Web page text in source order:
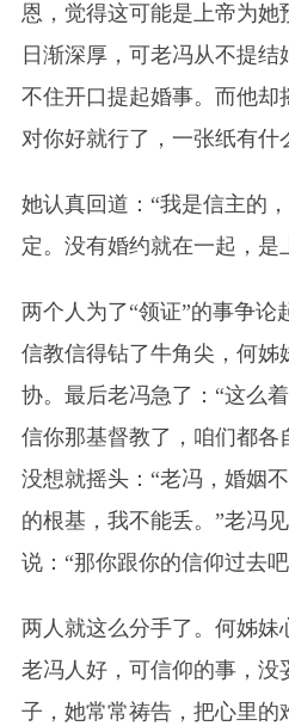
恩，觉得这可能是上帝为她
日渐深厚，可老冯从不提
不住开口提起婚事。而他却
对你好就行了，一张纸有什
她认真回道：“我是信主的
定。没有婚约就在一起，是
两个人为了“领证”的事争论
信教信得钻了牛角尖，何姊
协。最后老冯急了：“这么
信你那基督教了，咱们都各
没想就摇头：“老冯，婚姻
的根基，我不能丢。”老冯
说：“那你跟你的信仰过去
两人就这么分手了。何姊妹
老冯人好，可信仰的事，没
子，她常常祷告，把心里的